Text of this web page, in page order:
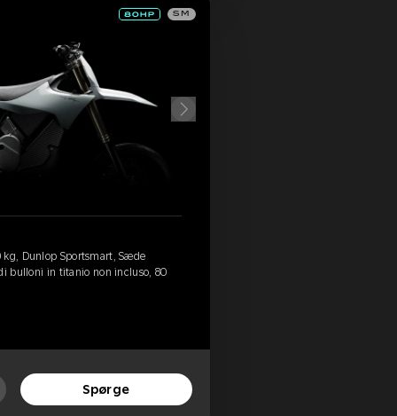
SM
Dunlop Sportsmart, Sæde
bulloni in titanio non incluso, 80
Spørge